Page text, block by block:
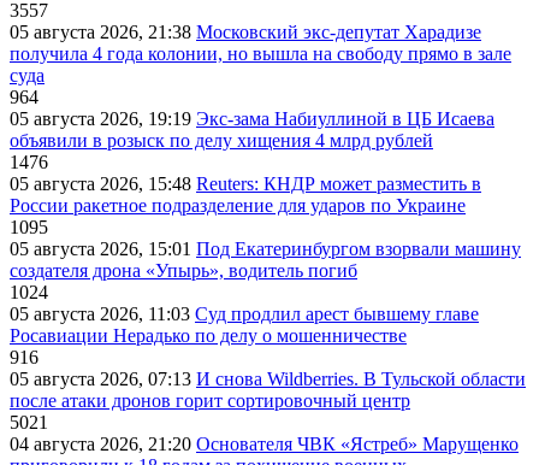
3557
05 августа 2026, 21:38 Московский экс-депутат Харадизе
получила 4 года колонии, но вышла на свободу прямо в зале
суда
964
05 августа 2026, 19:19 Экс-зама Набиуллиной в ЦБ Исаева
объявили в розыск по делу хищения 4 млрд рублей
1476
05 августа 2026, 15:48 Reuters: КНДР может разместить в
России ракетное подразделение для ударов по Украине
1095
05 августа 2026, 15:01 Под Екатеринбургом взорвали машину
создателя дрона «Упырь», водитель погиб
1024
05 августа 2026, 11:03 Суд продлил арест бывшему главе
Росавиации Нерадько по делу о мошенничестве
916
05 августа 2026, 07:13 И снова Wildberries. В Тульской области
после атаки дронов горит сортировочный центр
5021
04 августа 2026, 21:20 Основателя ЧВК «Ястреб» Марущенко